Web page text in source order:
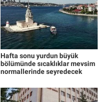
Hafta sonu yurdun büyük
bölümünde sıcaklıklar mevsim
normallerinde seyredecek